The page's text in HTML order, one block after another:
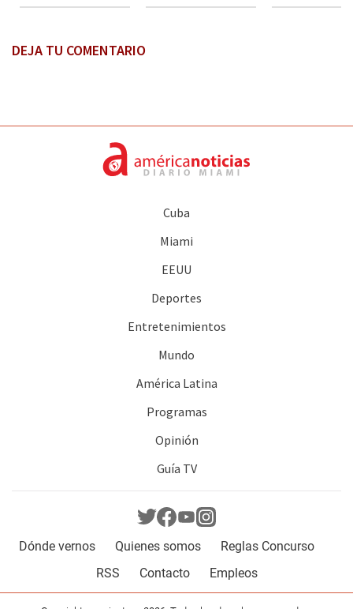
DEJA TU COMENTARIO
Cuba
Miami
EEUU
Deportes
Entretenimientos
Mundo
América Latina
Programas
Opinión
Guía TV
Dónde vernos Quienes somos
Reglas Concurso
RSS
Contacto Empleos